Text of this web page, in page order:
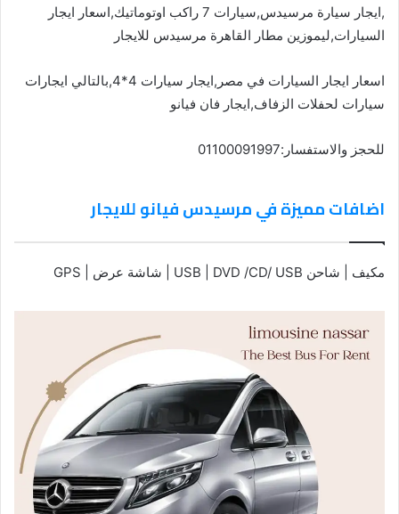
,ايجار سيارة مرسيدس,سيارات 7 راكب اوتوماتيك,اسعار ايجار
السيارات,ليموزين مطار القاهرة مرسيدس للايجار
اسعار ايجار السيارات في مصر,ايجار سيارات 4*4,بالتالي ايجارات
سيارات لحفلات الزفاف,ايجار فان فيانو
للحجز والاستفسار:01100091997
اضافات مميزة في مرسيدس فيانو للايجار
مكيف | شاحن USB | DVD /CD/ USB | شاشة عرض | GPS